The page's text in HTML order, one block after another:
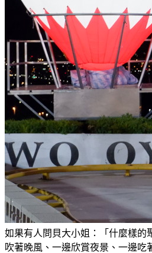
如果有人問貝大小姐：「什麼樣的
吹著晚風、一邊欣賞夜景、一邊